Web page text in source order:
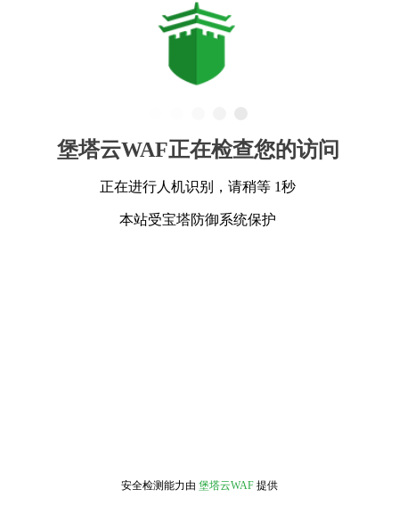
堡塔云WAF正在检查您的访问
正在进行人机识别，请稍等 1秒
本站受宝塔防御系统保护
安全检测能力由 堡塔云WAF 提供